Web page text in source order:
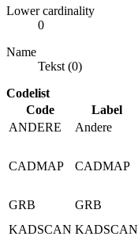
Lower cardinality
0
Name
Tekst (0)
Codelist
Code
Label
ANDERE
Andere
CADMAP CADMAP
GRB
GRB
KADSCAN KADSCAN